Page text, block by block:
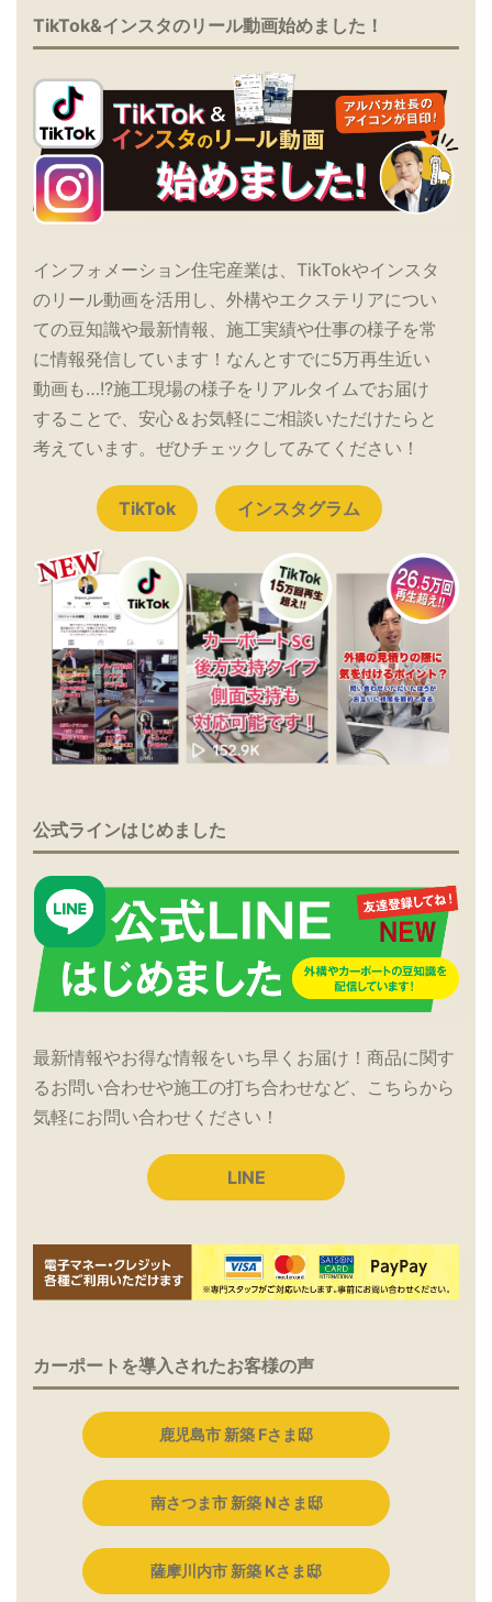
TikTok&インスタのリール動画始めました！
インフォメーション住宅産業は、TikTokやインスタ
のリール動画を活用し、外構やエクステリアについ
ての豆知識や最新情報、施工実績や仕事の様子を常
に情報発信しています！なんとすでに5万再生近い
動画も…!?施工現場の様子をリアルタイムでお届け
することで、安心＆お気軽にご相談いただけたらと
考えています。ぜひチェックしてみてください！
TikTok インスタグラム
公式ラインはじめました
最新情報やお得な情報をいち早くお届け！商品に関す
るお問い合わせや施工の打ち合わせなど、こちらから
気軽にお問い合わせください！
LINE
カーポートを導入されたお客様の声
鹿児島市 新築 Fさま邸
南さつま市 新築 Nさま邸
薩摩川内市 新築 Kさま邸